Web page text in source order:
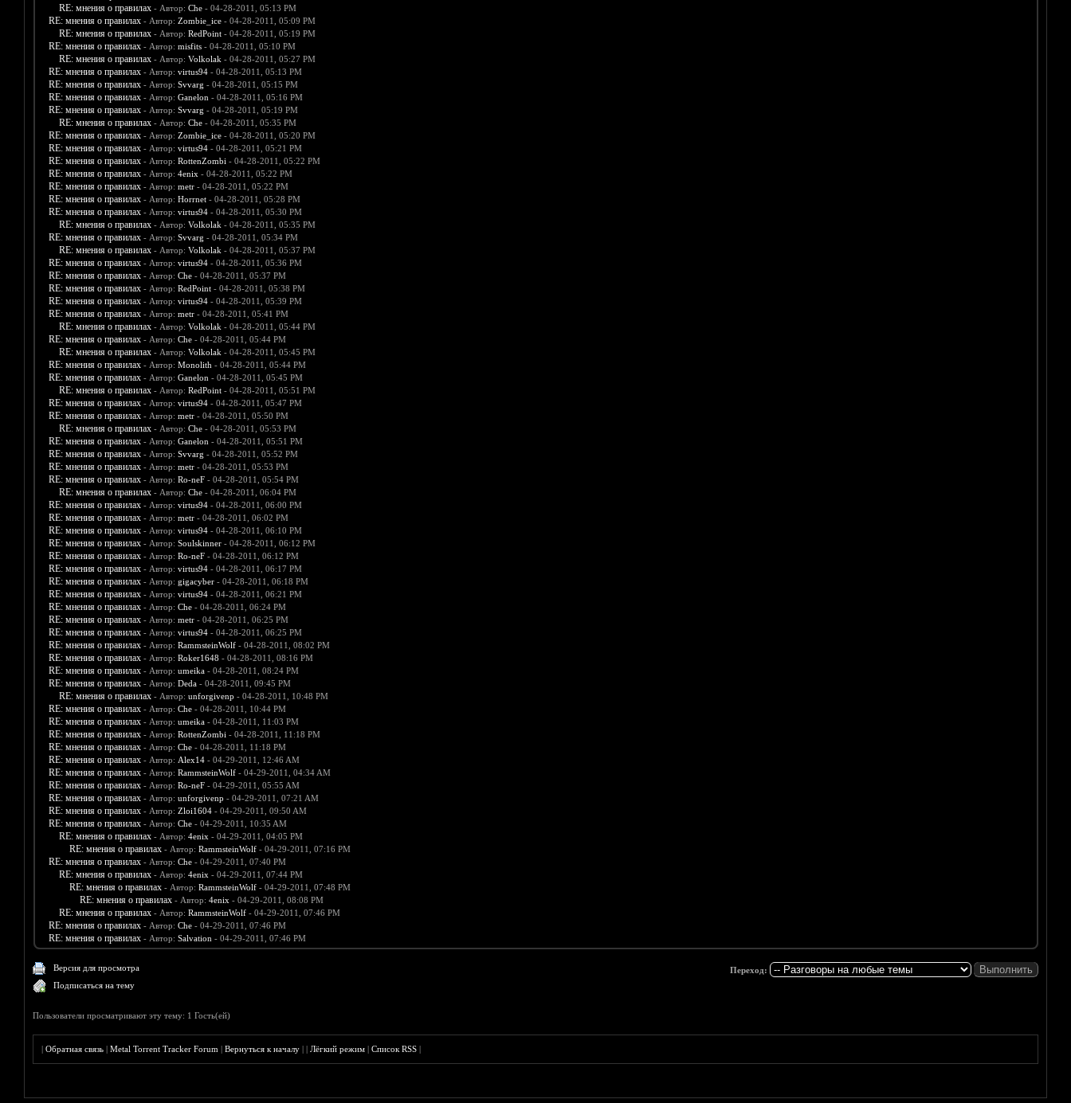
RE: мнения о правилах - Автор: Che- 04-28-2011, 05:13 PM
RE: мнения о правилах - Автор: Zombie_ice- 04-28-2011, 05:09 PM
RE: мнения о правилах - Автор: RedPoint- 04-28-2011, 05:19 PM
RE: мнения о правилах - Автор: misfits- 04-28-2011, 05:10 PM
RE: мнения о правилах - Автор: Volkolak - 04-28-2011, 05:27 PM
RE: мнения о правилах - Автор: virtus94- 04-28-2011, 05:13 PM
RE: мнения о правилах - Автор: Svvarg - 04-28-2011, 05:15 PM
RE: мнения о правилах - Автор: Ganelon - 04-28-2011, 05:16 PM
RE: мнения о правилах - Автор: Svvarg - 04-28-2011, 05:19 PM
RE: мнения о правилах - Автор: Che- 04-28-2011, 05:35 PM
RE: мнения о правилах - Автор: Zombie_ice- 04-28-2011, 05:20 PM
RE: мнения о правилах - Автор: virtus94- 04-28-2011, 05:21 PM
RE: мнения о правилах - Автор: RottenZombi - 04-28-2011, 05:22 PM
RE: мнения о правилах - Автор: 4enix - 04-28-2011, 05:22 PM
RE: мнения о правилах - Автор: metr- 04-28-2011, 05:22 PM
RE: мнения о правилах - Автор: Horrnet- 04-28-2011, 05:28 PM
RE: мнения о правилах - Автор: virtus94- 04-28-2011, 05:30 PM
RE: мнения о правилах - Автор: Volkolak - 04-28-2011, 05:35 PM
RE: мнения о правилах - Автор: Svvarg - 04-28-2011, 05:34 PM
RE: мнения о правилах - Автор: Volkolak - 04-28-2011, 05:37 PM
RE: мнения о правилах - Автор: virtus94- 04-28-2011, 05:36 PM
RE: мнения о правилах - Автор: Che- 04-28-2011, 05:37 PM
RE: мнения о правилах - Автор: RedPoint- 04-28-2011, 05:38 PM
RE: мнения о правилах - Автор: virtus94- 04-28-2011, 05:39 PM
RE: мнения о правилах - Автор: metr- 04-28-2011, 05:41 PM
RE: мнения о правилах - Автор: Volkolak - 04-28-2011, 05:44 PM
RE: мнения о правилах - Автор: Che- 04-28-2011, 05:44 PM
RE: мнения о правилах - Автор: Volkolak - 04-28-2011, 05:45 PM
RE: мнения о правилах - Автор: Monolith - 04-28-2011, 05:44 PM
RE: мнения о правилах - Автор: Ganelon - 04-28-2011, 05:45 PM
RE: мнения о правилах - Автор: RedPoint- 04-28-2011, 05:51 PM
RE: мнения о правилах - Автор: virtus94- 04-28-2011, 05:47 PM
RE: мнения о правилах - Автор: metr- 04-28-2011, 05:50 PM
RE: мнения о правилах - Автор: Che- 04-28-2011, 05:53 PM
RE: мнения о правилах - Автор: Ganelon - 04-28-2011, 05:51 PM
RE: мнения о правилах - Автор: Svvarg - 04-28-2011, 05:52 PM
RE: мнения о правилах - Автор: metr- 04-28-2011, 05:53 PM
RE: мнения о правилах - Автор: Ro-neF- 04-28-2011, 05:54 PM
RE: мнения о правилах - Автор: Che- 04-28-2011, 06:04 PM
RE: мнения о правилах - Автор: virtus94- 04-28-2011, 06:00 PM
RE: мнения о правилах - Автор: metr- 04-28-2011, 06:02 PM
RE: мнения о правилах - Автор: virtus94- 04-28-2011, 06:10 PM
RE: мнения о правилах - Автор: Soulskinner- 04-28-2011, 06:12 PM
RE: мнения о правилах - Автор: Ro-neF- 04-28-2011, 06:12 PM
RE: мнения о правилах - Автор: virtus94- 04-28-2011, 06:17 PM
RE: мнения о правилах - Автор: gigacyber- 04-28-2011, 06:18 PM
RE: мнения о правилах - Автор: virtus94- 04-28-2011, 06:21 PM
RE: мнения о правилах - Автор: Che- 04-28-2011, 06:24 PM
RE: мнения о правилах - Автор: metr- 04-28-2011, 06:25 PM
RE: мнения о правилах - Автор: virtus94- 04-28-2011, 06:25 PM
RE: мнения о правилах - Автор: RammsteinWolf- 04-28-2011, 08:02 PM
RE: мнения о правилах - Автор: Roker1648 - 04-28-2011, 08:16 PM
RE: мнения о правилах - Автор: umeika- 04-28-2011, 08:24 PM
RE: мнения о правилах - Автор: Deda- 04-28-2011, 09:45 PM
RE: мнения о правилах - Автор: unforgivenp - 04-28-2011, 10:48 PM
RE: мнения о правилах - Автор: Che- 04-28-2011, 10:44 PM
RE: мнения о правилах - Автор: umeika- 04-28-2011, 11:03 PM
RE: мнения о правилах - Автор: RottenZombi - 04-28-2011, 11:18 PM
RE: мнения о правилах - Автор: Che- 04-28-2011, 11:18 PM
RE: мнения о правилах - Автор: Alex14- 04-29-2011, 12:46 AM
RE: мнения о правилах - Автор: RammsteinWolf- 04-29-2011, 04:34 AM
RE: мнения о правилах - Автор: Ro-neF- 04-29-2011, 05:55 AM
RE: мнения о правилах - Автор: unforgivenp - 04-29-2011, 07:21 AM
RE: мнения о правилах - Автор: Zloi1604- 04-29-2011, 09:50 AM
RE: мнения о правилах - Автор: Che- 04-29-2011, 10:35 AM
RE: мнения о правилах - Автор: 4enix - 04-29-2011, 04:05 PM
RE: мнения о правилах - Автор: RammsteinWolf- 04-29-2011, 07:16 PM
RE: мнения о правилах - Автор: Che- 04-29-2011, 07:40 PM
RE: мнения о правилах - Автор: 4enix - 04-29-2011, 07:44 PM
RE: мнения о правилах - Автор: RammsteinWolf- 04-29-2011, 07:48 PM
RE: мнения о правилах - Автор: 4enix - 04-29-2011, 08:08 PM
RE: мнения о правилах - Автор: RammsteinWolf- 04-29-2011, 07:46 PM
RE: мнения о правилах - Автор: Che- 04-29-2011, 07:46 PM
RE: мнения о правилах - Автор: Salvation - 04-29-2011, 07:46 PM
Версия для просмотра
Подписаться на тему
Переход:
Пользователи просматривают эту тему: 1 Гость(ей)
|Обратная связь |Metal Torrent Tracker Forum |Вернуться к началу ||Лёгкий режим |Список RSS |